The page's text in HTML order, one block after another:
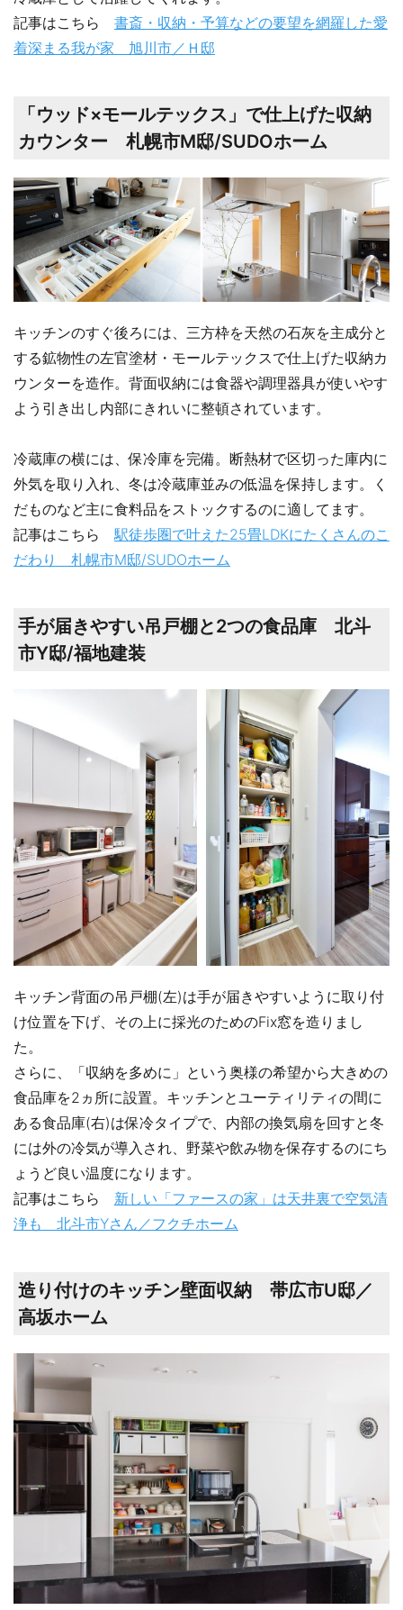
記事はこちら 書斎・収納・予算などの要望を網羅した愛
着深まる我が家 旭川市／Ｈ邸
「ウッド×モールテックス」で仕上げた収納
カウンター 札幌市M邸/SUDOホーム
キッチンのすぐ後ろには、三方枠を天然の石灰を主成分と
する鉱物性の左官塗材・モールテックスで仕上げた収納カ
ウンターを造作。背面収納には食器や調理器具が使いやす
よう引き出し内部にきれいに整頓されています。
冷蔵庫の横には、保冷庫を完備。断熱材で区切った庫内に
外気を取り入れ、冬は冷蔵庫並みの低温を保持します。く
だものなど主に食料品をストックするのに適してます。
記事はこちら駅徒歩圏で叶えた25畳LDKにたくさんのこ
だわり 札幌市M邸/SUDOホーム
手が届きやすい吊戸棚と2つの食品庫 北斗
市Y邸/福地建装
キッチン背面の吊戸棚(左)は手が届きやすいように取り付
け位置を下げ、その上に採光のためのFix窓を造りまし
た。
さらに、「収納を多めに」という奥様の希望から大きめの
食品庫を2ヵ所に設置。キッチンとユーティリティの間に
ある食品庫(右)は保冷タイプで、内部の換気扇を回すと冬
には外の冷気が導入され、野菜や飲み物を保存するのにち
ょうど良い温度になります。
記事はこちら 新しい「ファースの家」は天井裏で空気清
浄も 北斗市Yさん／フクチホーム
造り付けのキッチン壁面収納 帯広市U邸／
高坂ホーム